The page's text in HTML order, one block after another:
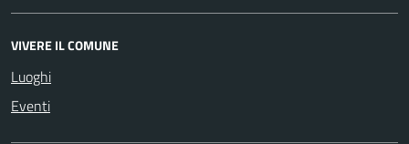
VIVERE IL COMUNE
Luoghi
Eventi